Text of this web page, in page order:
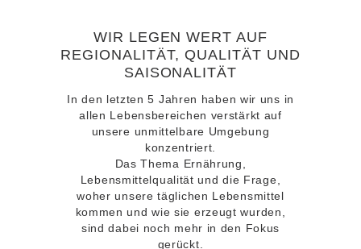
WIR LEGEN WERT AUF
REGIONALITÄT, QUALITÄT UND
SAISONALITÄT
In den letzten 5 Jahren haben wir uns in
allen Lebensbereichen verstärkt auf
unsere unmittelbare Umgebung
konzentriert.
Das Thema Ernährung,
Lebensmittelqualität und die Frage,
woher unsere täglichen Lebensmittel
kommen und wie sie erzeugt wurden,
sind dabei noch mehr in den Fokus
gerückt.